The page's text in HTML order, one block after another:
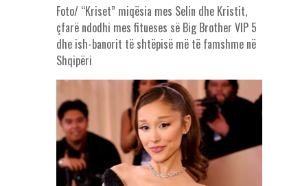
Foto/ “Kriset” miqësia mes Selin dhe Kristit,
çfarë ndodhi mes fitueses së Big Brother VIP 5
dhe ish-banorit të shtëpisë më të famshme në
Shqipëri